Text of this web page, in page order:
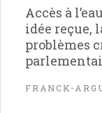
Accès à
idée reçue,
problèmes
FRANCK-